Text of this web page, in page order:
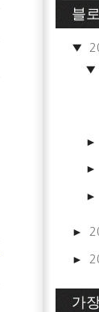
블
▼
▼
►
►
►
►
가